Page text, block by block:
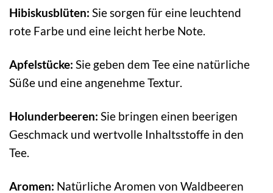
Hibiskusblüten: Sie sorgen für eine leuchtend
rote Farbe und eine leicht herbe Note.
Apfelstücke: Sie geben dem Tee eine natürliche
Süße und eine angenehme Textur.
Holunderbeeren: Sie bringen einen beerigen
Geschmack und wertvolle Inhaltsstoffe in den
Tee.
Aromen: Natürliche Aromen von Waldbeeren